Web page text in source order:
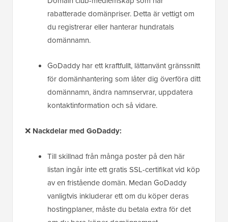
rabatterade domänpriser. Detta är vettigt om
du registrerar eller hanterar hundratals
domännamn.
GoDaddy har ett kraftfullt, lättanvänt gränssnitt
för domänhantering som låter dig överföra ditt
domännamn, ändra namnservrar, uppdatera
kontaktinformation och så vidare.
❌ Nackdelar med GoDaddy:
Till skillnad från många poster på den här
listan ingår inte ett gratis SSL-certifikat vid köp
av en fristående domän. Medan GoDaddy
vanligtvis inkluderar ett om du köper deras
hostingplaner, måste du betala extra för det